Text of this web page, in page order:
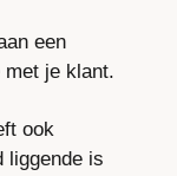
een
je klant.
ook
liggende is